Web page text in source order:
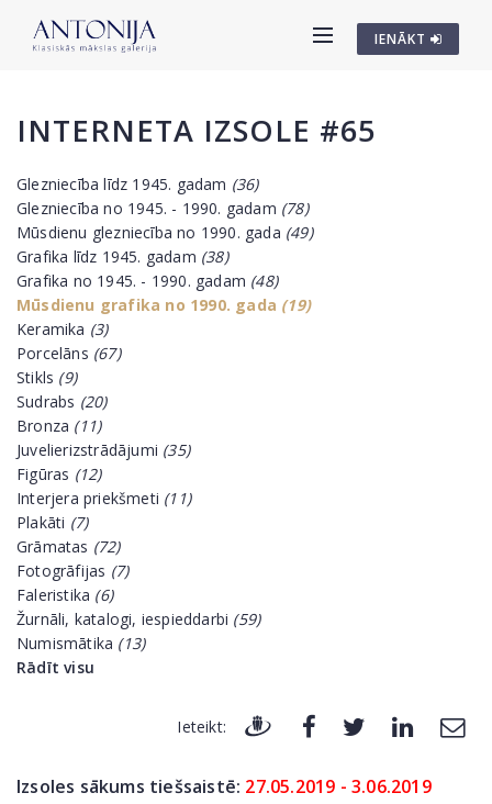
IENĀKT
INTERNETA IZSOLE #65
Glezniecība līdz 1945. gadam (36)
Glezniecība no 1945. - 1990. gadam (78)
Mūsdienu glezniecība no 1990. gada (49)
Grafika līdz 1945. gadam (38)
Grafika no 1945. - 1990. gadam (48)
Mūsdienu grafika no 1990. gada (19)
Keramika (3)
Porcelāns (67)
Stikls (9)
Sudrabs (20)
Bronza (11)
Juvelierizstrādājumi (35)
Figūras (12)
Interjera priekšmeti (11)
Plakāti (7)
Grāmatas (72)
Fotogrāfijas (7)
Faleristika (6)
Žurnāli, katalogi, iespieddarbi (59)
Numismātika (13)
Rādīt visu
Ieteikt:
Izsoles sākums tiešsaistē: 27.05.2019 - 3.06.2019